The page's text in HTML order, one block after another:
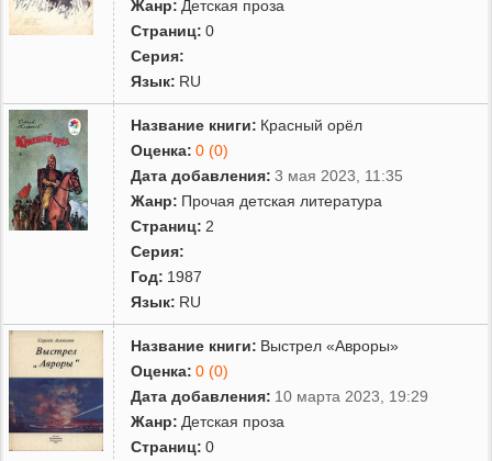
Жанр: Детская проза
Страниц: 0
Серия:
Язык: RU
Название книги: Красный орёл
Оценка: 0 (0)
Дата добавления: 3 мая 2023, 11:35
Жанр: Прочая детская литература
Страниц: 2
Серия:
Год: 1987
Язык: RU
Название книги: Выстрел «Авроры»
Оценка: 0 (0)
Дата добавления: 10 марта 2023, 19:29
Жанр: Детская проза
Страниц: 0